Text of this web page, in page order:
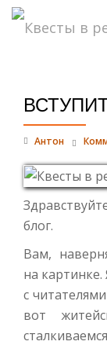
Антон
блог.
Вам,
на картинке.
с
вот